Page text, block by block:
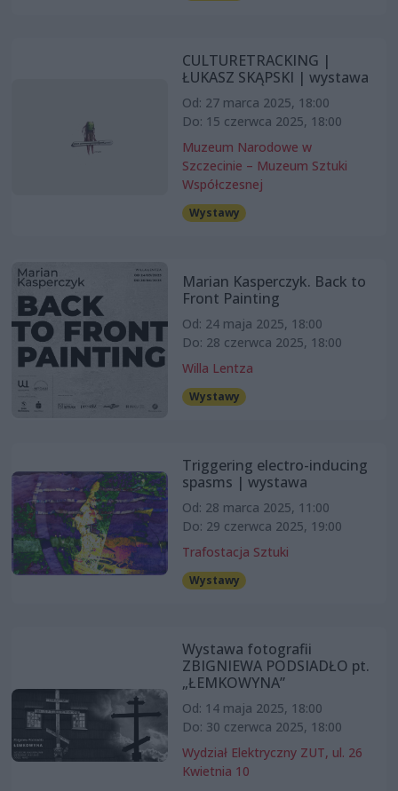
CULTURETRACKING |
ŁUKASZ SKĄPSKI | wystawa
Od: 27 marca 2025, 18:00
Do: 15 czerwca 2025, 18:00
Muzeum Narodowe w
Szczecinie – Muzeum Sztuki
Współczesnej
Wystawy
Marian Kasperczyk. Back to
Front Painting
Od: 24 maja 2025, 18:00
Do: 28 czerwca 2025, 18:00
Willa Lentza
Wystawy
Triggering electro-inducing
spasms | wystawa
Od: 28 marca 2025, 11:00
Do: 29 czerwca 2025, 19:00
Trafostacja Sztuki
Wystawy
Wystawa fotografii
ZBIGNIEWA PODSIADŁO pt.
„ŁEMKOWYNA”
Od: 14 maja 2025, 18:00
Do: 30 czerwca 2025, 18:00
Wydział Elektryczny ZUT, ul. 26
Kwietnia 10